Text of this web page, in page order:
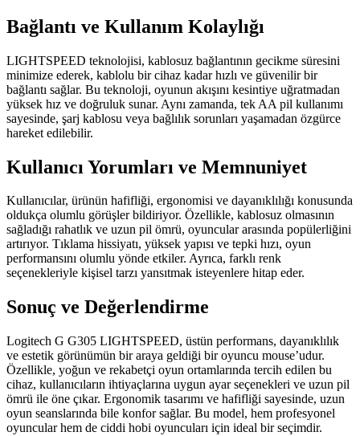
Bağlantı ve Kullanım Kolaylığı
LIGHTSPEED teknolojisi, kablosuz bağlantının gecikme süresini
minimize ederek, kablolu bir cihaz kadar hızlı ve güvenilir bir
bağlantı sağlar. Bu teknoloji, oyunun akışını kesintiye uğratmadan
yüksek hız ve doğruluk sunar. Aynı zamanda, tek AA pil kullanımı
sayesinde, şarj kablosu veya bağlılık sorunları yaşamadan özgürce
hareket edilebilir.
Kullanıcı Yorumları ve Memnuniyet
Kullanıcılar, ürünün hafifliği, ergonomisi ve dayanıklılığı konusunda
oldukça olumlu görüşler bildiriyor. Özellikle, kablosuz olmasının
sağladığı rahatlık ve uzun pil ömrü, oyuncular arasında popülerliğini
artırıyor. Tıklama hissiyatı, yüksek yapısı ve tepki hızı, oyun
performansını olumlu yönde etkiler. Ayrıca, farklı renk
seçenekleriyle kişisel tarzı yansıtmak isteyenlere hitap eder.
Sonuç ve Değerlendirme
Logitech G G305 LIGHTSPEED, üstün performans, dayanıklılık
ve estetik görünümün bir araya geldiği bir oyuncu mouse’udur.
Özellikle, yoğun ve rekabetçi oyun ortamlarında tercih edilen bu
cihaz, kullanıcıların ihtiyaçlarına uygun ayar seçenekleri ve uzun pil
ömrü ile öne çıkar. Ergonomik tasarımı ve hafifliği sayesinde, uzun
oyun seanslarında bile konfor sağlar. Bu model, hem profesyonel
oyuncular hem de ciddi hobi oyuncuları için ideal bir seçimdir.